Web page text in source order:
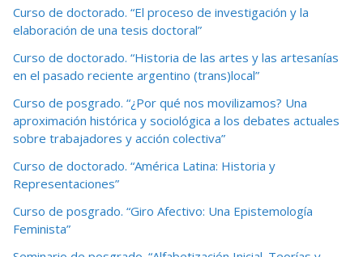
Curso de doctorado. “El proceso de investigación y la
elaboración de una tesis doctoral”
Curso de doctorado. “Historia de las artes y las artesanías
en el pasado reciente argentino (trans)local”
Curso de posgrado. “¿Por qué nos movilizamos? Una
aproximación histórica y sociológica a los debates actuales
sobre trabajadores y acción colectiva”
Curso de doctorado. “América Latina: Historia y
Representaciones”
Curso de posgrado. “Giro Afectivo: Una Epistemología
Feminista”